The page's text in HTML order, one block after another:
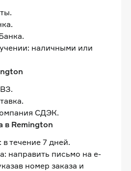
наличными или
СДЭК.
в Remington
течение 7 дней.
направить письмо на е-
номер заказа и